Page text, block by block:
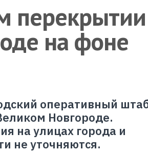
перекрытии
на фоне
оперативный
Новгороде.
на улицах города и
не уточняются.